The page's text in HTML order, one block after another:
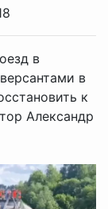
в
в
к
Александр